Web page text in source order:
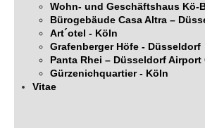
Wohn- und Geschäftshaus Kö-
Bürogebäude Casa Altra –
Art´otel - Köln
Grafenberger Höfe - Düsseldorf
Panta Rhei – Düsseldorf Airport
Gürzenichquartier - Köln
Vitae